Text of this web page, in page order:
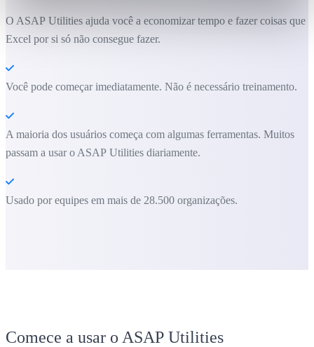
O ASAP Utilities ajuda você a economizar tempo e fazer coisas que o
Excel por si só não consegue fazer.
Você pode começar imediatamente. Não é necessário treinamento.
A maioria dos usuários começa com algumas ferramentas. Muitos
passam a usar o ASAP Utilities diariamente.
Usado por equipes em mais de 28.500 organizações.
Comece a usar o ASAP Utilities